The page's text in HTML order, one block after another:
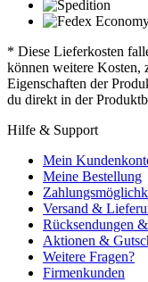
* Diese Lieferkosten
können weitere Kosten,
Eigenschaften der
du direkt in der
Hilfe & Support
Mein
Meine Bestellung
Versand &
Rücksendungen
Aktionen &
Weitere Fragen?
Firmenkunden